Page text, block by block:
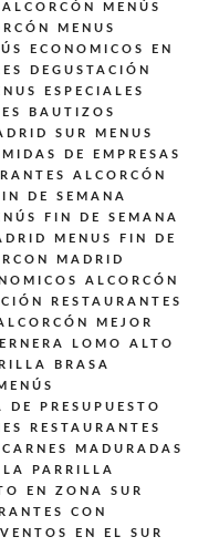
MENÚS
MENUS
ECONOMICOS EN
DEGUSTACIÓN
ESPECIALES
BAUTIZOS
SUR
MENUS
DE EMPRESAS
ALCORCÓN
DE SEMANA
FIN DE SEMANA
MENUS FIN DE
MADRID
ALCORCÓN
RESTAURANTES
MEJOR
LOMO ALTO
BRASA
PRESUPUESTO
RESTAURANTES
MADURADAS
PARRILLA
EN ZONA SUR
CON
EN EL SUR